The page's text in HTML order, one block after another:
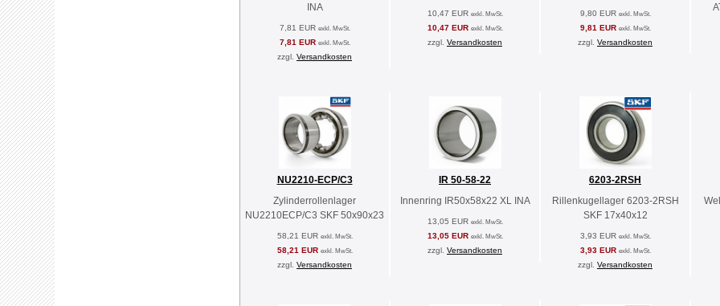
INA
7,81 EUR exkl. MwSt.
7,81 EUR exkl. MwSt.
zzgl. Versandkosten
10,47 EUR exkl. MwSt.
10,47 EUR exkl. MwSt.
zzgl. Versandkosten
9,80 EUR exkl. MwSt.
9,81 EUR exkl. MwSt.
zzgl. Versandkosten
NU2210-ECP/C3
Zylinderrollenlager
NU2210ECP/C3 SKF 50x90x23
58,21 EUR exkl. MwSt.
58,21 EUR exkl. MwSt.
zzgl. Versandkosten
IR 50-58-22
Innenring IR50x58x22 XL INA
13,05 EUR exkl. MwSt.
13,05 EUR exkl. MwSt.
zzgl. Versandkosten
6203-2RSH
Rillenkugellager 6203-2RSH
SKF 17x40x12
3,93 EUR exkl. MwSt.
3,93 EUR exkl. MwSt.
zzgl. Versandkosten